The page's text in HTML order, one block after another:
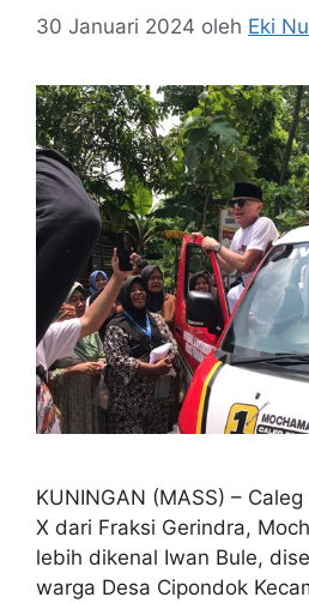
30 Januari 2024 oleh Eki
KUNINGAN (MASS) –
X dari Fraksi Gerindra,
lebih dikenal Iwan Bule,
warga Desa Cipondok